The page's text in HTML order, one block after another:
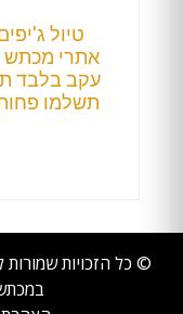
אתרי מכתש
עקב בלבד
תשלמו פחות
© כל הזכויות